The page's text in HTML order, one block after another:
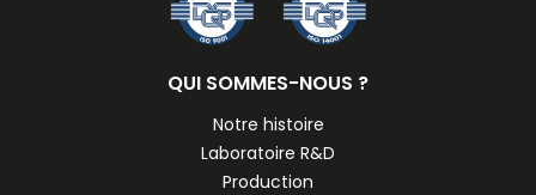
QUI SOMMES-NOUS ?
Notre histoire
Laboratoire R&D
Production